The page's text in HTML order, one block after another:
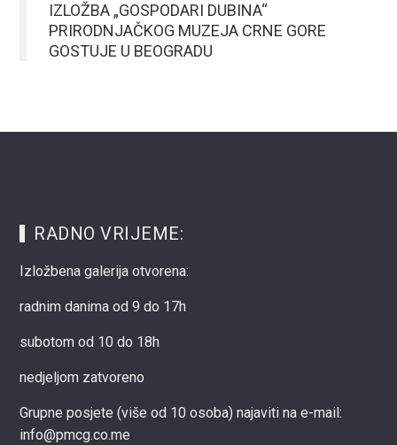
IZLOŽBA „GOSPODARI DUBINA“
PRIRODNJAČKOG MUZEJA CRNE GORE
GOSTUJE U BEOGRADU
RADNO VRIJEME:
Izložbena galerija otvorena:
radnim danima od 9 do 17h
subotom od 10 do 18h
nedjeljom zatvoreno
Grupne posjete (više od 10 osoba) najaviti na e-mail:
info@pmcg.co.me